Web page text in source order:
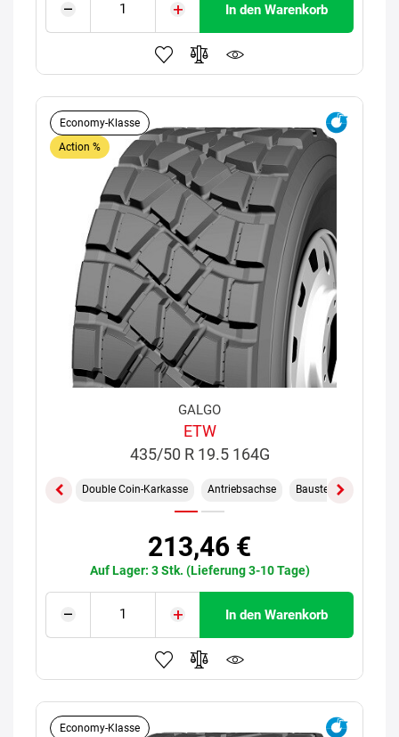
In den Warenkorb
Economy-Klasse
Action %
GALGO
ETW
435/50 R 19.5 164G
Double Coin-Karkasse Antriebsachse Baustelle
213,46 €
Auf Lager: 3 Stk. (Lieferung 3-10 Tage)
In den Warenkorb
Economy-Klasse